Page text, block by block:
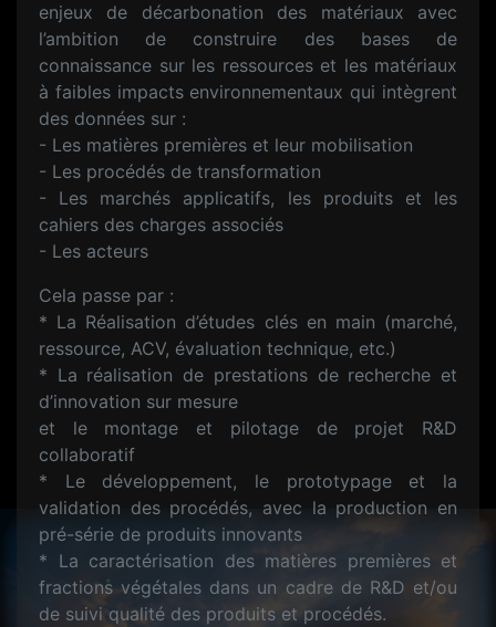
enjeux de décarbonation des matériaux avec
l’ambition de construire des bases de
connaissance sur les ressources et les matériaux
à faibles impacts environnementaux qui intègrent
des données sur :
- Les matières premières et leur mobilisation
- Les procédés de transformation
- Les marchés applicatifs, les produits et les
cahiers des charges associés
- Les acteurs
Cela passe par :
* La Réalisation d’études clés en main (marché,
ressource, ACV, évaluation technique, etc.)
* La réalisation de prestations de recherche et
d’innovation sur mesure
et le montage et pilotage de projet R&D
collaboratif
* Le développement, le prototypage et la
validation des procédés, avec la production en
pré-série de produits innovants
* La caractérisation des matières premières et
fractions végétales dans un cadre de R&D et/ou
de suivi qualité des produits et procédés.